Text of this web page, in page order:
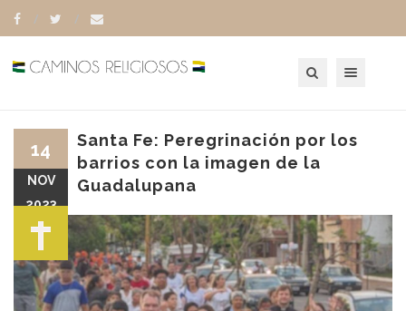
Santa Fe: Peregrinación por los
barrios con la imagen de la
Guadalupana
14
NOV
2023